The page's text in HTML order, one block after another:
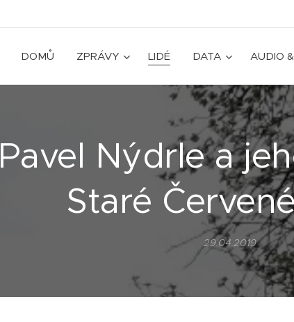
DOMŮ ZPRÁVY LIDÉ DATA AUDIO
Pavel Nýdrle a
Staré
29.04.2019